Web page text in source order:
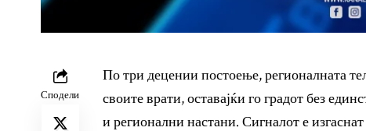
Сподели
По три децении постоење, регионалната
своите врати, оставајќи го градот без
и регионални настани. Сигналот е